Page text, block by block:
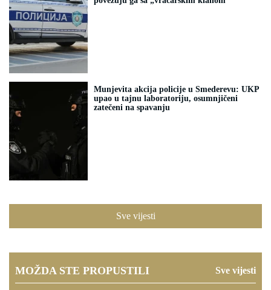
Munjevita akcija policije u Smederevu: UKP
upao u tajnu laboratoriju, osumnjičeni
zatečeni na spavanju
Sve vijesti
MOŽDA STE PROPUSTILI Sve vijesti